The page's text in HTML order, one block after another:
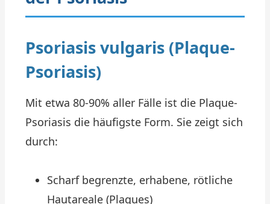
Psoriasis vulgaris (Plaque-
Psoriasis)
Mit etwa 80-90% aller Fälle ist die Plaque-
Psoriasis die häufigste Form. Sie zeigt sich
durch:
Scharf begrenzte, erhabene, rötliche
Hautareale (Plaques)